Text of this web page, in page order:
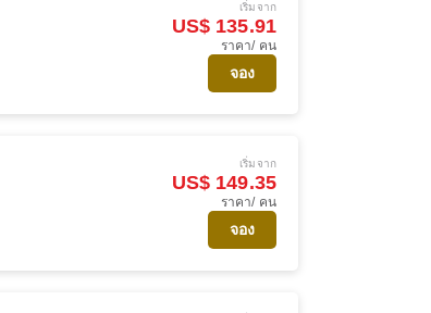
เริ่มจาก
US$ 135.91
ราคา/ คน
จอง
เริ่มจาก
US$ 149.35
ราคา/ คน
จอง